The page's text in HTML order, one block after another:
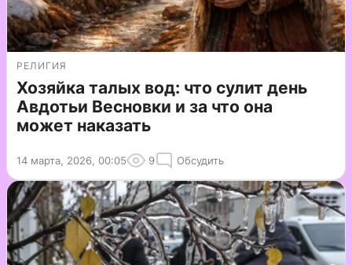
РЕЛИГИЯ
Хозяйка талых вод: что сулит день
Авдотьи Весновки и за что она
может наказать
14 марта, 2026, 00:05 9 Обсудить